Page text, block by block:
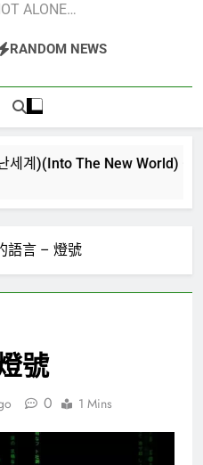
ALONE…
RANDOM NEWS
계)(Into The New World) – 少
語言 – 燈號
號
0 1 Mins